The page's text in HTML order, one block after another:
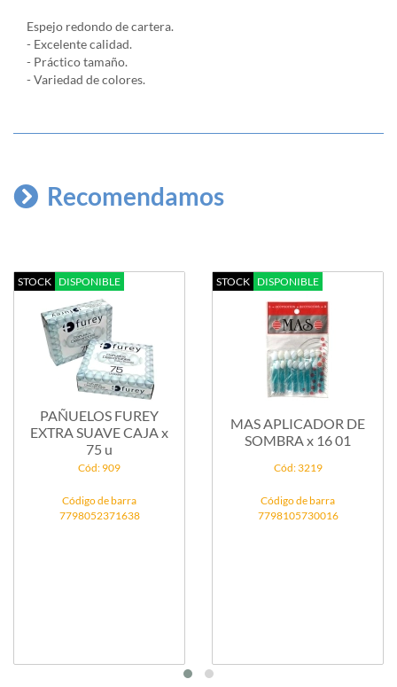
Espejo redondo de cartera.
- Excelente calidad.
- Práctico tamaño.
- Variedad de colores.
Recomendamos
STOCK DISPONIBLE
PAÑUELOS FUREY
EXTRA SUAVE CAJA x
75 u
Cód: 909
Código de barra
7798052371638
STOCK DISPONIBLE
MAS APLICADOR DE
SOMBRA x 16 01
Cód: 3219
Código de barra
7798105730016